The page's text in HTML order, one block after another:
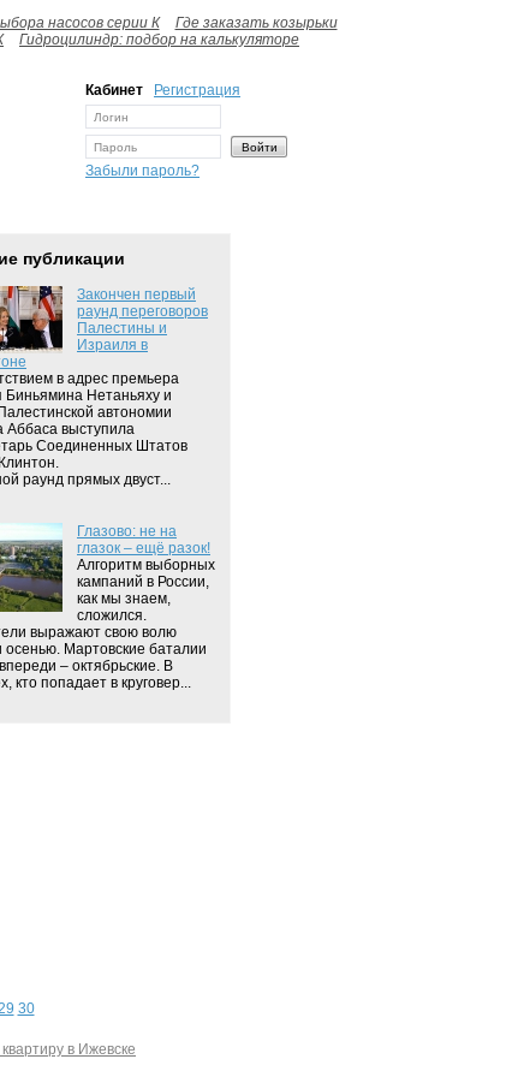
насосов серии К
Где заказать козырьки
Гидроцилиндр: подбор на калькуляторе
Кабинет Регистрация
Забыли пароль?
публикации
Закончен первый
раунд переговоров
Палестины и
Израиля в
в адрес премьера
Биньямина Нетаньяху и
автономии
Аббаса выступила
Соединенных Штатов
раунд прямых двуст...
Глазово: не на
глазок – ещё разок!
Алгоритм выборных
кампаний в России,
как мы знаем,
сложился.
выражают свою волю
осенью. Мартовские баталии
– октябрьские. В
кто попадает в круговер...
30
в Ижевске